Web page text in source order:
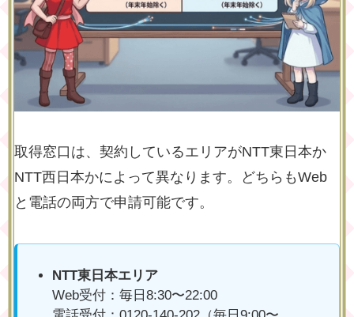
取得窓口は、契約しているエリアがNTT東日本か
NTT西日本かによって異なります。どちらもWeb
と電話の両方で申請可能です。
NTT東日本エリア
Web受付：毎日8:30〜22:00